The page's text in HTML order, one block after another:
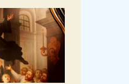
criado. E
Oremos: Ó
corações dos
Espírito Santo,
todas as